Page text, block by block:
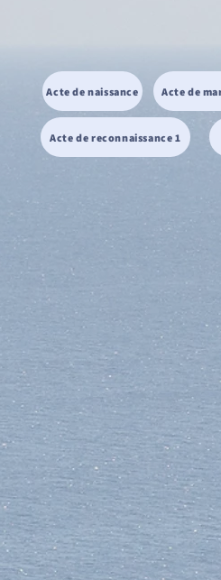
Acte de naissance Acte de
Acte de reconnaissance 1